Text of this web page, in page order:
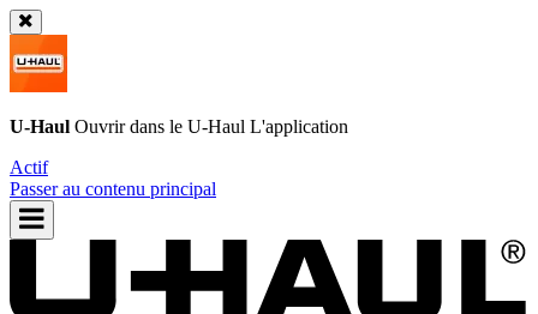
U-Haul Ouvrir dans le U-Haul L'application
Actif
Passer au contenu principal